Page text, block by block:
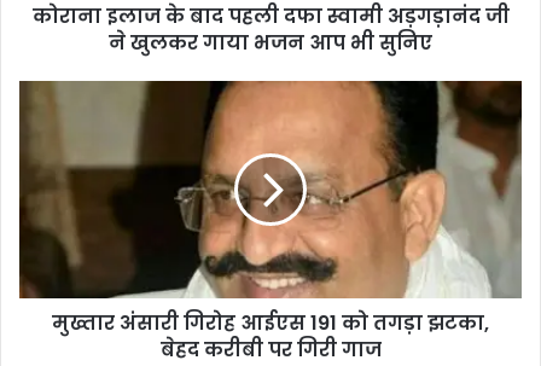
सुनिए
कोराना इलाज के बाद पहली दफा स्वामी अड़गड़ानंद जी
ने खुलकर गाया भजन आप भी सुनिए
आईएस
191
बेहद
मुख्तार अंसारी गिरोह आईएस 191 को तगड़ा झटका,
बेहद करीबी पर गिरी गाज